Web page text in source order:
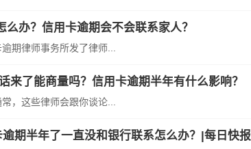
办？信用卡逾期会不会联系家人？
期律师事务所发了律师...
来了能商量吗？信用卡逾期半年有什么影响？
，这些律师会跟你谈论...
期半年了一直没和银行联系怎么办？|每日快报